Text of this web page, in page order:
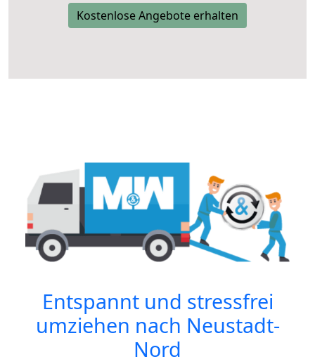
Kostenlose Angebote erhalten
Entspannt und stressfrei
umziehen nach Neustadt-
Nord